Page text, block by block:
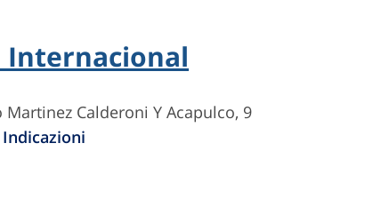
Internacional
Calderoni Y Acapulco, 9
Indicazioni